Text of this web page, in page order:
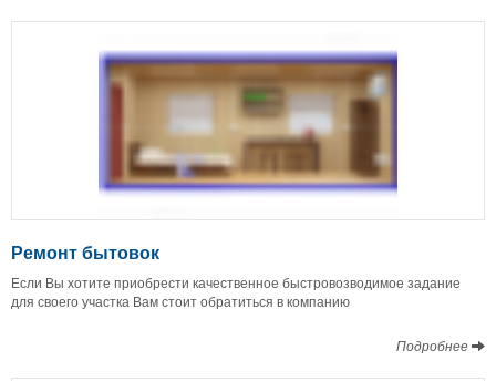
Ремонт бытовок
Если Вы хотите приобрести качественное быстровозводимое задание
для своего участка Вам стоит обратиться в компанию
Подробнее